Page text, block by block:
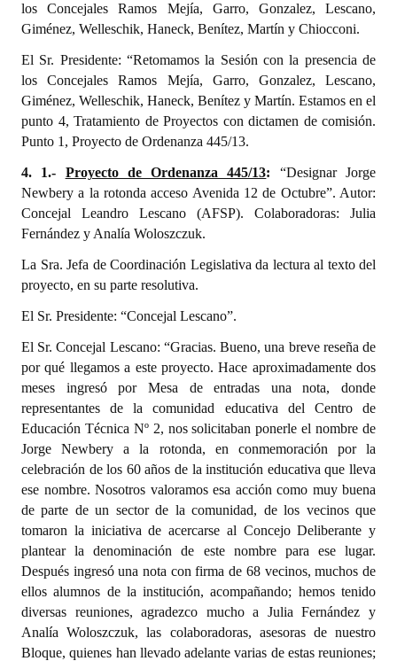
los Concejales Ramos Mejía, Garro, Gonzalez, Lescano,
Giménez, Welleschik, Haneck, Benítez, Martín y Chiocconi.
El Sr. Presidente: “Retomamos la Sesión con la presencia de
los Concejales Ramos Mejía, Garro, Gonzalez, Lescano,
Giménez, Welleschik, Haneck, Benítez y Martín. Estamos en el
punto 4, Tratamiento de Proyectos con dictamen de comisión.
Punto 1, Proyecto de Ordenanza 445/13.
4. 1.- Proyecto de Ordenanza 445/13: “Designar Jorge
Newbery a la rotonda acceso Avenida 12 de Octubre”. Autor:
Concejal Leandro Lescano (AFSP). Colaboradoras: Julia
Fernández y Analía Woloszczuk.
La Sra. Jefa de Coordinación Legislativa da lectura al texto del
proyecto, en su parte resolutiva.
El Sr. Presidente: “Concejal Lescano”.
El Sr. Concejal Lescano: “Gracias. Bueno, una breve reseña de
por qué llegamos a este proyecto. Hace aproximadamente dos
meses ingresó por Mesa de entradas una nota, donde
representantes de la comunidad educativa del Centro de
Educación Técnica Nº 2, nos solicitaban ponerle el nombre de
Jorge Newbery a la rotonda, en conmemoración por la
celebración de los 60 años de la institución educativa que lleva
ese nombre. Nosotros valoramos esa acción como muy buena
de parte de un sector de la comunidad, de los vecinos que
tomaron la iniciativa de acercarse al Concejo Deliberante y
plantear la denominación de este nombre para ese lugar.
Después ingresó una nota con firma de 68 vecinos, muchos de
ellos alumnos de la institución, acompañando; hemos tenido
diversas reuniones, agradezco mucho a Julia Fernández y
Analía Woloszczuk, las colaboradoras, asesoras de nuestro
Bloque, quienes han llevado adelante varias de estas reuniones;